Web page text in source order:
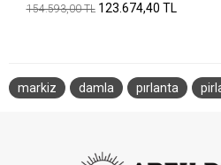
154.593,00 TL 123.674,40 TL
markiz damla pırlanta